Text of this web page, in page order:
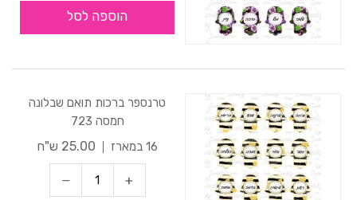
הוספה לסל
טרנספר ברכות תואם שבלונה
חמסה 723
16 במארז
25.00 ש"ח